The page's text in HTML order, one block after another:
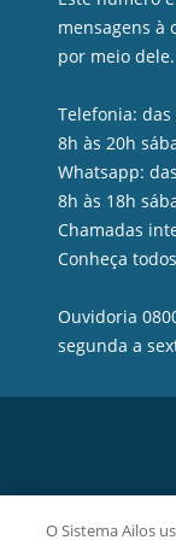
mensagens à
por meio dele.
Telefonia: das
8h às 20h
Whatsapp:
8h às 18h
Chamadas
Conheça
Ouvidoria
segunda a
O Sistema Ailos